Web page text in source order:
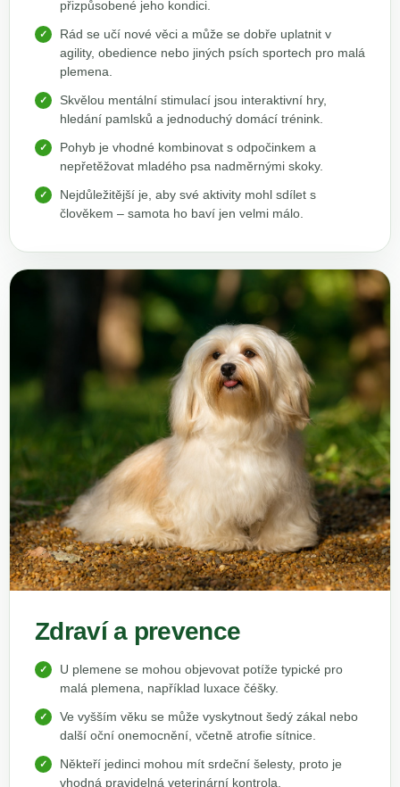
přizpůsobené jeho kondici.
Rád se učí nové věci a může se dobře uplatnit v
agility, obedience nebo jiných psích sportech pro malá
plemena.
Skvělou mentální stimulací jsou interaktivní hry,
hledání pamlsků a jednoduchý domácí trénink.
Pohyb je vhodné kombinovat s odpočinkem a
nepřetěžovat mladého psa nadměrnými skoky.
Nejdůležitější je, aby své aktivity mohl sdílet s
člověkem – samota ho baví jen velmi málo.
Zdraví a prevence
U plemene se mohou objevovat potíže typické pro
malá plemena, například luxace čéšky.
Ve vyšším věku se může vyskytnout šedý zákal nebo
další oční onemocnění, včetně atrofie sítnice.
Někteří jedinci mohou mít srdeční šelesty, proto je
vhodná pravidelná veterinární kontrola.